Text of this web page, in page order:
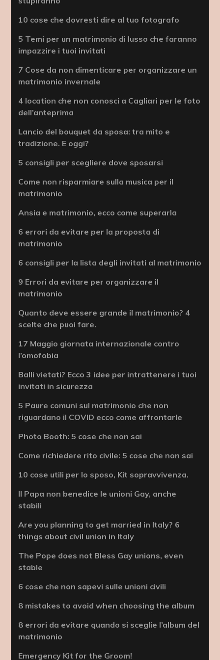
10 cose che dovresti dire al tuo fotografo
5 Temi per un matrimonio di lusso che faranno
impazzire i tuoi invitati
7 Cose da non dimenticare per organizzare un
matrimonio invernale
4 location che non conosci a Cagliari per le foto
dell’anteprima
Lancio del bouquet da sposa: tra mito e
tradizione. E oggi?
5 consigli per scegliere dove sposarsi
Come non risparmiare sulla musica per il
matrimonio
Ansia e matrimonio, ecco come superarla
6 errori da evitare per la proposta di
matrimonio
6 consigli per la lista degli invitati al matrimonio
9 Errori da evitare per organizzare il
matrimonio
Quanto deve essere grande il matrimonio? 4
scelte che puoi fare.
17 Maggio giornata internazionale contro
l’omofobia
Balli vietati? Ecco 3 idee per intrattenere i tuoi
invitati in sicurezza
5 Paure comuni sul matrimonio che non
riguardano il COVID ecco come affrontarle
Photo Booth: 5 cose che non sai
Come richiedere rito civile: 5 cose che non sai
10 cose utili per lo sposo, Kit sopravvivenza.
Il Papa non benedice le unioni Gay, anche
stabili
Are you planning to get married in Italy? 6
things about civil union in Italy
The Pope does not Bless Gay unions, even
stable
6 cose che non sapevi sulle unioni civili
8 mistakes to avoid when choosing the album
8 errori da evitare quando si sceglie l’album del
matrimonio
Emergency Kit for the Groom!